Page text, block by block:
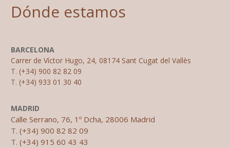
Dónde estamos
BARCELONA
Carrer de Víctor Hugo, 24, 08174 Sant Cugat del Vallès
T. (+34) 900 82 82 09
T. (+34) 933 01 30 40
MADRID
Calle Serrano, 76, 1º Dcha, 28006 Madrid
T. (+34) 900 82 82 09
T. (+34) 915 60 43 43